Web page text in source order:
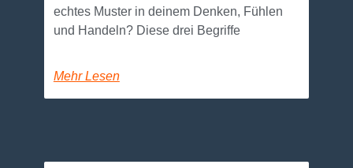
echtes Muster in deinem Denken, Fühlen
und Handeln? Diese drei Begriffe
Mehr Lesen